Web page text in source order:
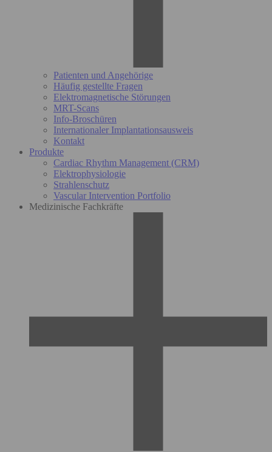
Patienten und Angehörige
Häufig gestellte Fragen
Elektromagnetische Störungen
MRT-Scans
Info-Broschüren
Internationaler Implantationsausweis
Kontakt
Produkte
Cardiac Rhythm Management (CRM)
Elektrophysiologie
Strahlenschutz
Vascular Intervention Portfolio
Medizinische Fachkräfte